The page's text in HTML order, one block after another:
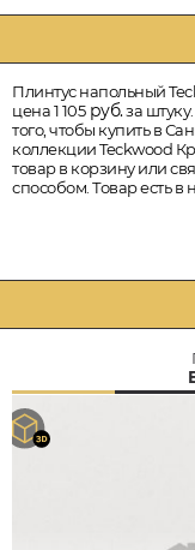
Плинтус напольный
цена 1 105руб.за
того, чтобы купить в
коллекции Teckwood
товар в корзину или
способом. Товар есть в